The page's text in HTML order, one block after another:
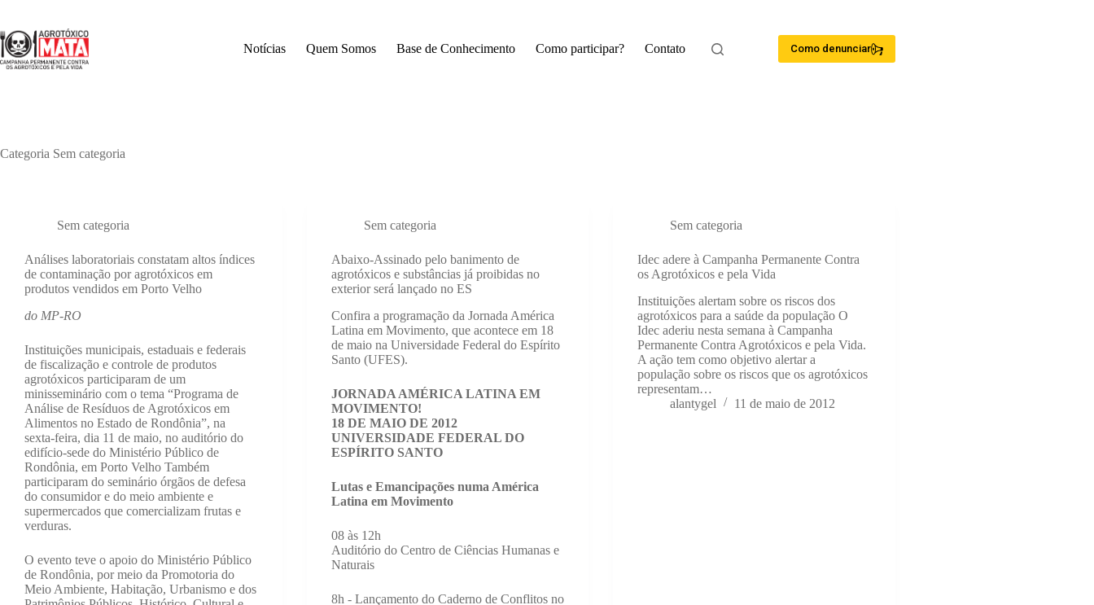
o
conteúdo
Notícias Quem Somos Base de Conhecimento Como participar? Contato Como denunciar
Categoria Sem categoria
Sem categoria
Análises laboratoriais constatam altos índices
de contaminação por agrotóxicos em
produtos vendidos em Porto Velho
do MP-RO
Instituições municipais, estaduais e federais
de fiscalização e controle de produtos
agrotóxicos participaram de um
minisseminário com o tema “Programa de
Análise de Resíduos de Agrotóxicos em
Alimentos no Estado de Rondônia”, na
sexta-feira, dia 11 de maio, no auditório do
edifício-sede do Ministério Público de
Rondônia, em Porto Velho Também
participaram do seminário órgãos de defesa
do consumidor e do meio ambiente e
supermercados que comercializam frutas e
verduras.
O evento teve o apoio do Ministério Público
de Rondônia, por meio da Promotoria do
Meio Ambiente, Habitação, Urbanismo e dos
Sem categoria
Abaixo-Assinado pelo banimento de
agrotóxicos e substâncias já proibidas no
exterior será lançado no ES
Confira a programação da Jornada América
Latina em Movimento, que acontece em 18
de maio na Universidade Federal do Espírito
Santo (UFES).
JORNADA AMÉRICA LATINA EM
MOVIMENTO!
18 DE MAIO DE 2012
UNIVERSIDADE FEDERAL DO
ESPÍRITO SANTO
Lutas e Emancipações numa América
Latina em Movimento
08 às 12h
Auditório do Centro de Ciências Humanas e
Naturais
8h - Lançamento do Caderno de Conflitos no
Sem categoria
Idec adere à Campanha Permanente Contra
os Agrotóxicos e pela Vida
Instituições alertam sobre os riscos dos
agrotóxicos para a saúde da população O
Idec aderiu nesta semana à Campanha
Permanente Contra Agrotóxicos e pela Vida.
A ação tem como objetivo alertar a
população sobre os riscos que os agrotóxicos
representam…
alantygel
11 de maio de 2012